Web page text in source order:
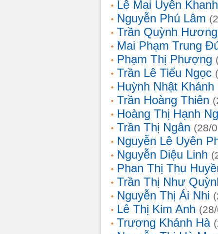
Lê Mai Uyên Khanh
Nguyễn Phú Lâm
Trần Quỳnh Hương
Mai Phạm Trung
Phạm Thị Phượng
Trần Lê Tiểu Ngọc
Huỳnh Nhật Khánh
Trần Hoàng Thiên
Hoàng Thị Hạnh
Trần Thị Ngân (28/
Nguyễn Lê Uyên
Nguyễn Diệu Linh
Phan Thị Thu
Trần Thị Như
Nguyễn Thị Ái Nhi
Lê Thị Kim Anh
Trương Khánh Hà